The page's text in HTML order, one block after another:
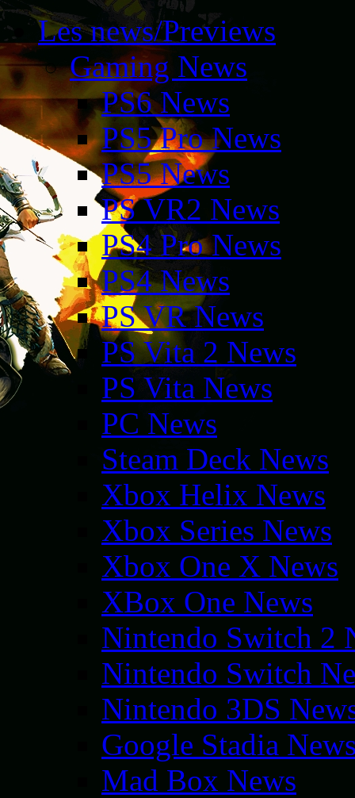
Les news/Previews
Gaming News
PS6 News
PS5 Pro News
PS5 News
PS VR2 News
PS4 Pro News
PS4 News
PS VR News
PS Vita 2 News
PS Vita News
PC News
Steam Deck News
Xbox Helix News
Xbox Series News
Xbox One X News
XBox One News
Nintendo Switch 2
Nintendo Switch
Nintendo 3DS
Google Stadia
Mad Box News